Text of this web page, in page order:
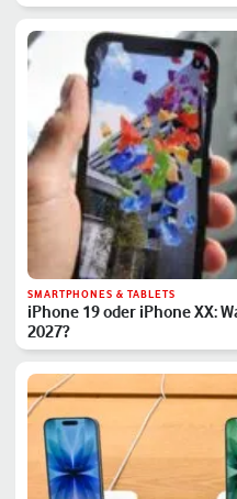
SMARTPHONES & TABLETS
iPhone 19 oder iPhone XX:
2027?